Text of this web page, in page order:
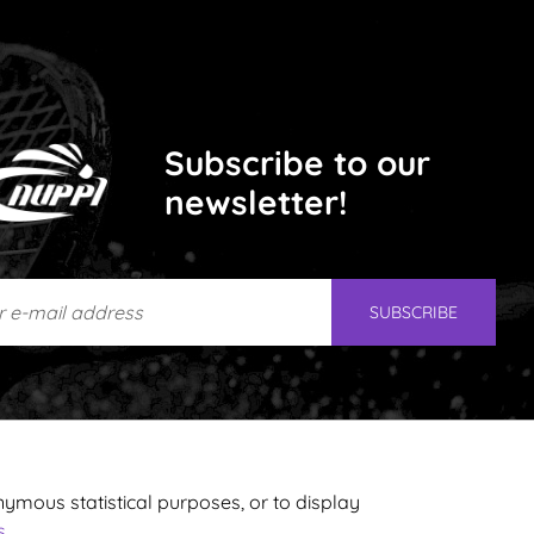
statistical purposes, or to display
Subscribe to our
newsletter!
mail address
SUBSCRIBE